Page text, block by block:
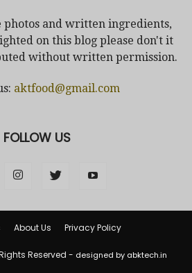
photos and written ingredients,
on this blog please don't it
without written permission.
aktfood@gmail.com
FOLLOW US
About Us Privacy Policy
Reserved - designed by abktech.in